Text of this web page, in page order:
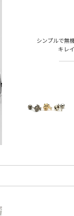
シンプルで無
キレ